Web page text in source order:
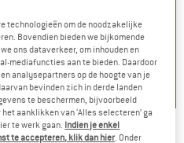
Prijs
€ 18,95 Verlaagde prijs
€ 15,35
4,7(3)
technologieën om de noodzakelijke
Bovendien bieden we bijkomende
ons dataverkeer, om inhouden en
mediafuncties aan te bieden. Daardoor
analysepartners op de hoogte van je
bevinden zich in derde landen
te beschermen, bijvoorbeeld
aanklikken van ‘Alles selecteren’ ga
te werk gaan. Indien je enkel
te accepteren, klik dan hier . Onder